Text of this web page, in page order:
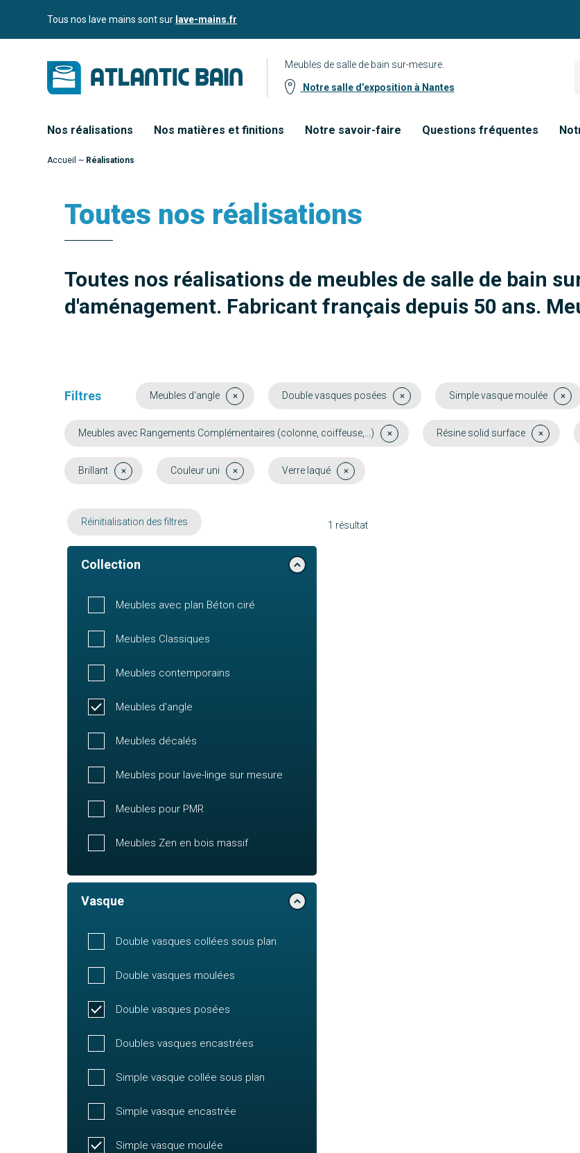
Aller auTous nos lave mains sont sur lave-mains.fr
Meubles de salle de bain sur-mesure.
Notre salle d’exposition à Nantes
Nos réalisations Nos matières et finitions Notre savoir-faire Questions fréquentes
Accueil ~ Réalisations
Toutes nos réalisations
Toutes nos réalisations de meubles de salle de bain
d'aménagement. Fabricant français depuis 50 ans.
Filtres Meubles d'angle Double vasques posées Simple vasque moulée
Meubles avec Rangements Complémentaires (colonne, coiffeuse,...) Résine solid surface
Brillant Couleur uni Verre laqué
Réinitialisation des filtres
Collection
Meubles avec plan Béton ciré
Meubles Classiques
Meubles contemporains
Meubles d'angle
Meubles décalés
Meubles pour lave-linge sur mesure
Meubles pour PMR
Meubles Zen en bois massif
Vasque
Double vasques collées sous plan
Double vasques moulées
Double vasques posées
Doubles vasques encastrées
Simple vasque collée sous plan
Simple vasque encastrée
Simple vasque moulée
1 résultat